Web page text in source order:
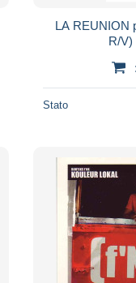
LA REUNION
R/V)
Stato